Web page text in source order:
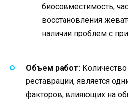
биосовместимость,
восстановления
наличии проблем с
Объем работ:
реставрации, является
факторов, влияющих на